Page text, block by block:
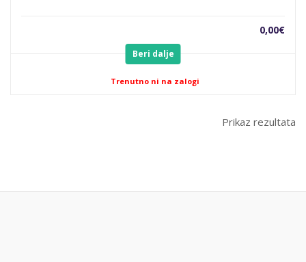
0,00€
Beri dalje
Trenutno ni na zalogi
Prikaz rezultata